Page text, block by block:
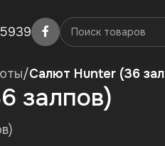
/Салют Hunter (36
залпов)